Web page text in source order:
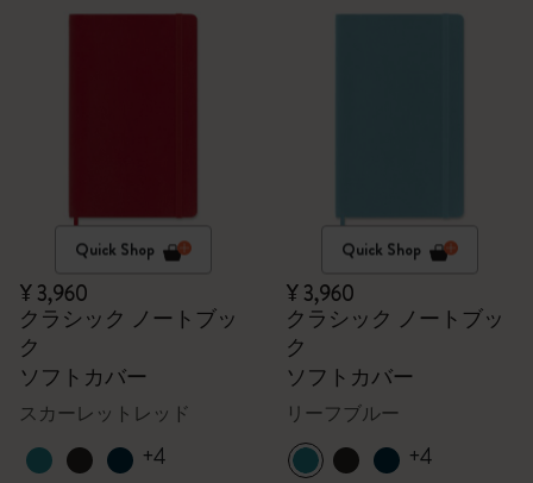
Quick Shop
¥ 3,960
クラシック ノートブッ
ク
ソフトカバー
スカーレットレッド
+4
Quick Shop
¥ 3,960
クラシック ノートブッ
ク
ソフトカバー
リーフブルー
+4